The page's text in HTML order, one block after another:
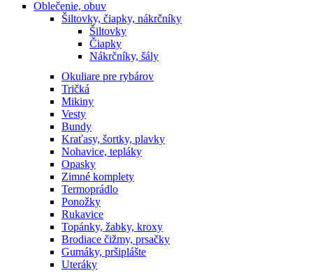
Oblečenie, obuv
Šiltovky, čiapky, nákrčníky
Šiltovky
Čiapky
Nákrčníky, šály
Okuliare pre rybárov
Tričká
Mikiny
Vesty
Bundy
Kraťasy, šortky, plavky
Nohavice, tepláky
Opasky
Zimné komplety
Termoprádlo
Ponožky
Rukavice
Topánky, žabky, kroxy
Brodiace čižmy, prsačky
Gumáky, pršiplášte
Uteráky